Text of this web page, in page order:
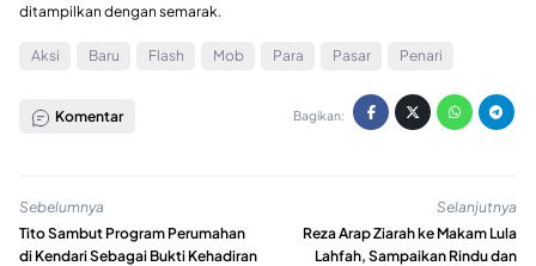
ditampilkan dengan semarak.
Aksi Baru Flash Mob Para Pasar Penari
Komentar Bagikan:
Sebelumnya
Tito Sambut Program Perumahan
di Kendari Sebagai Bukti Kehadiran
Selanjutnya
Reza Arap Ziarah ke Makam Lula
Lahfah, Sampaikan Rindu dan